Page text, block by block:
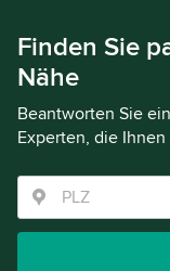
Finden Sie
Nähe
Beantworten Sie
Experten, die